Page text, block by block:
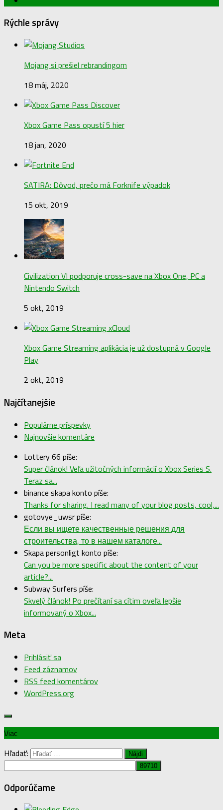
Rýchle správy
Mojang si prešiel rebrandingom
18 máj, 2020
Xbox Game Pass opustí 5 hier
18 jan, 2020
SATIRA: Dôvod, prečo má Forknife výpadok
15 okt, 2019
Civilization VI podporuje cross-save na Xbox One, PC a
Nintendo Switch
5 okt, 2019
Xbox Game Streaming aplikácia je už dostupná v Google
Play
2 okt, 2019
Najčítanejšie
Populárne príspevky
Najnovšie komentáre
Lottery 66 píše:
Super článok! Veľa užitočných informácií o Xbox Series S.
Teraz sa...
binance skapa konto píše:
Thanks for sharing. I read many of your blog posts, cool,...
gotovye_uwsr píše:
Если вы ищете качественные решения для
строительства, то в нашем каталоге...
Skapa personligt konto píše:
Can you be more specific about the content of your
article?...
Subway Surfers píše:
Skvelý článok! Po prečítaní sa cítim oveľa lepšie
informovaný o Xbox...
Meta
Prihlásiť sa
Feed záznamov
RSS feed komentárov
WordPress.org
Viac
Hľadať:
Odporúčame